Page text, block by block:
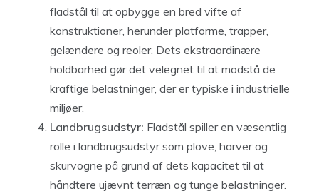
fladstål til at opbygge en bred vifte af
konstruktioner, herunder platforme, trapper,
gelændere og reoler. Dets ekstraordinære
holdbarhed gør det velegnet til at modstå de
kraftige belastninger, der er typiske i industrielle
miljøer.
Landbrugsudstyr: Fladstål spiller en væsentlig
rolle i landbrugsudstyr som plove, harver og
skurvogne på grund af dets kapacitet til at
håndtere ujævnt terræn og tunge belastninger.